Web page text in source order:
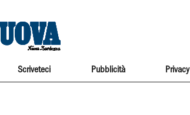
Scriveteci Pubblicità Privacy